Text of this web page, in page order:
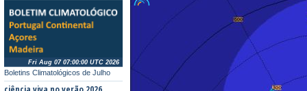
Boletins Climatológicos de Julho
Fri Aug 07 07:00:00 UTC 2026